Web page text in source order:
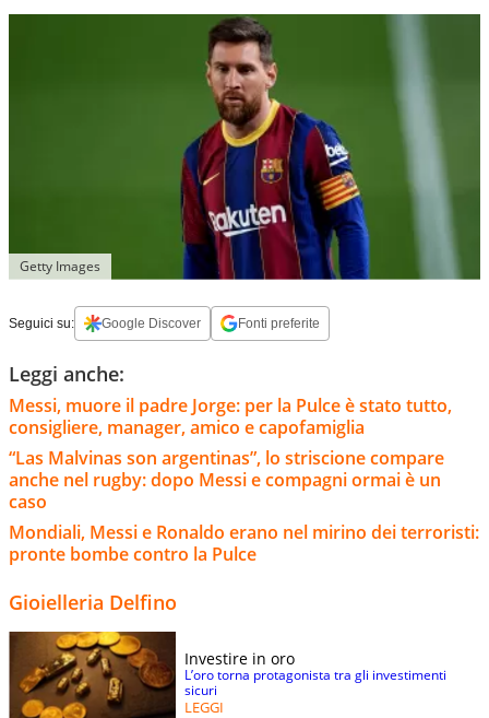
Getty Images
Seguici su: Google Discover Fonti preferite
Leggi anche:
Messi, muore il padre Jorge: per la Pulce è stato tutto,
consigliere, manager, amico e capofamiglia
“Las Malvinas son argentinas”, lo striscione compare
anche nel rugby: dopo Messi e compagni ormai è un
caso
Mondiali, Messi e Ronaldo erano nel mirino dei terroristi:
pronte bombe contro la Pulce
Gioielleria Delfino
Investire in oro
L’oro torna protagonista tra gli investimenti
sicuri
LEGGI